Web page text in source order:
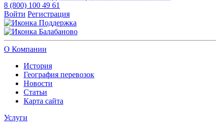
8 (800) 100 49 61
Войти Регистрация
Поддержка
Балабаново
О Компании
История
География перевозок
Новости
Статьи
Карта сайта
Услуги